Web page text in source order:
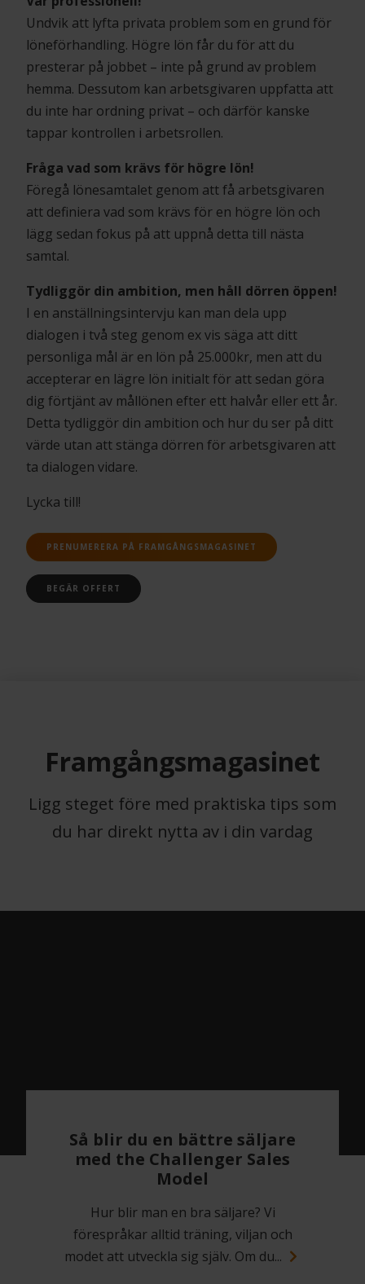
Undvik att lyfta privata problem som en grund för
löneförhandling. Högre lön får du för att du
presterar på jobbet – inte på grund av problem
hemma. Dessutom kan arbetsgivaren uppfatta att
du inte har ordning privat – och därför kanske
tappar kontrollen i arbetsrollen.
Fråga vad som krävs för högre lön!
Föregå lönesamtalet genom att få arbetsgivaren
att definiera vad som krävs för en högre lön och
lägg sedan fokus på att uppnå detta till nästa
samtal.
Tydliggör din ambition, men håll dörren öppen!
I en anställningsintervju kan man dela upp
dialogen i två steg genom ex vis säga att ditt
personliga mål är en lön på 25.000kr, men att du
accepterar en lägre lön initialt för att sedan göra
dig förtjänt av mållönen efter ett halvår eller ett år.
Detta tydliggör din ambition och hur du ser på ditt
värde utan att stänga dörren för arbetsgivaren att
ta dialogen vidare.
Lycka till!
PRENUMERERA PÅ FRAMGÅNGSMAGASINET
BEGÄR OFFERT
Framgångsmagasinet
Ligg steget före med praktiska tips som
du har direkt nytta av i din vardag
Så blir du en bättre säljare
med the Challenger Sales
Model
Hur blir man en bra säljare? Vi
förespråkar alltid träning, viljan och
modet att utveckla sig själv. Om du...